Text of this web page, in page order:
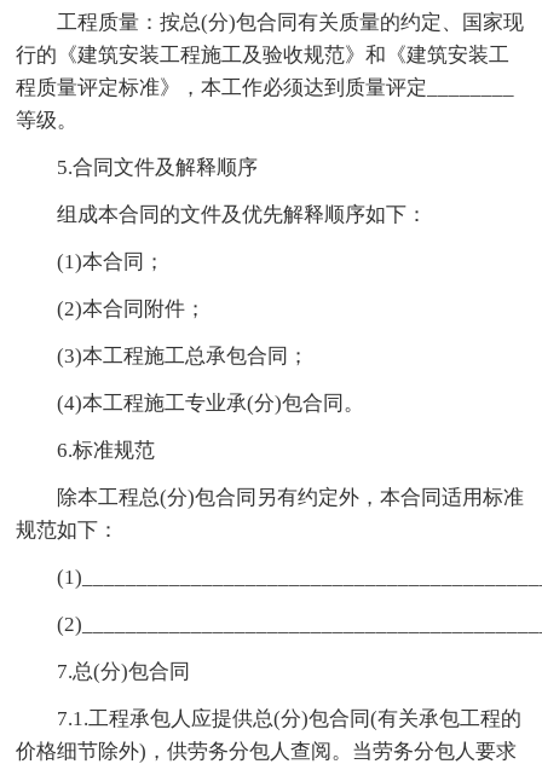
工程质量：按总(分)包合同有关质量的约定、国家现
行的《建筑安装工程施工及验收规范》和《建筑安装工
程质量评定标准》，本工作必须达到质量评定________
等级。
5.合同文件及解释顺序
组成本合同的文件及优先解释顺序如下：
(1)本合同；
(2)本合同附件；
(3)本工程施工总承包合同；
(4)本工程施工专业承(分)包合同。
6.标准规范
除本工程总(分)包合同另有约定外，本合同适用标准
规范如下：
7.总(分)包合同
7.1.工程承包人应提供总(分)包合同(有关承包工程的
价格细节除外)，供劳务分包人查阅。当劳务分包人要求